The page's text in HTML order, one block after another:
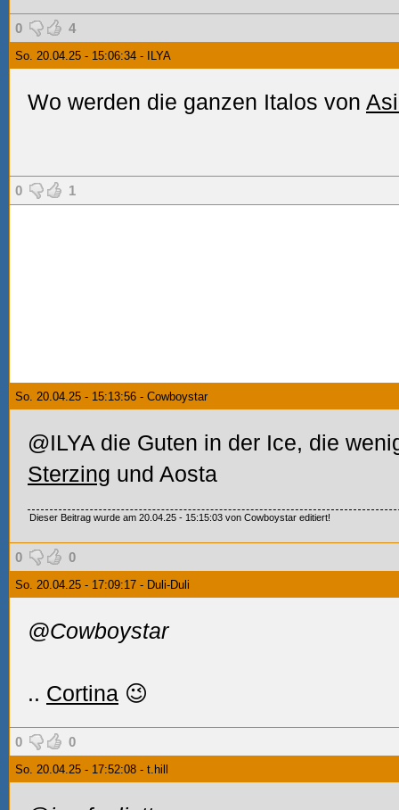
0 4
So. 20.04.25 - 15:06:34 - ILYA
Wo werden die ganzen Italos von
0 1
So. 20.04.25 - 15:13:56 - Cowboystar
@ILYA die Guten in der Ice, die
Sterzing und Aosta
Dieser Beitrag wurde am 20.04.25 - 15:15:03 von Cowboystar editiert!
0 0
So. 20.04.25 - 17:09:17 - Duli-Duli
@Cowboystar
.. Cortina 😉
0 0
So. 20.04.25 - 17:52:08 - t.hill